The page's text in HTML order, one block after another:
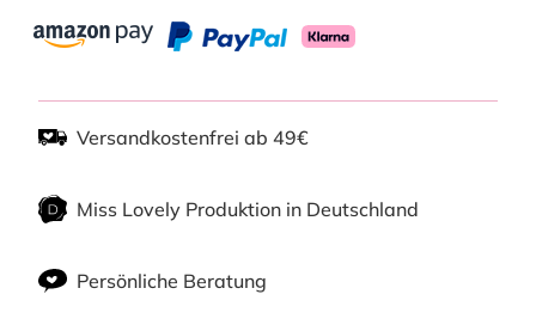
Versandkostenfrei ab 49€
Miss Lovely Produktion in Deutschland
Persönliche Beratung